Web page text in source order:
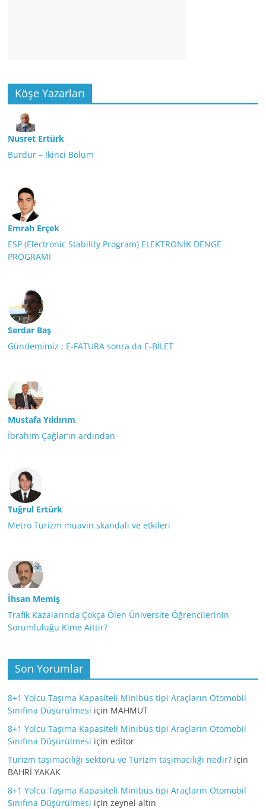
Köşe Yazarları
Nusret Ertürk
Burdur – İkinci Bölüm
Emrah Erçek
ESP (Electronic Stability Program) ELEKTRONİK DENGE
PROGRAMI
Serdar Baş
Gündemimiz ; E-FATURA sonra da E-BİLET
Mustafa Yıldırım
İbrahim Çağlar’ın ardından
Tuğrul Ertürk
Metro Turizm muavin skandalı ve etkileri
İhsan Memiş
Trafik Kazalarında Çokça Ölen Üniversite Öğrencilerinin
Sorumluluğu Kime Aittir?
Son Yorumlar
8+1 Yolcu Taşıma Kapasiteli Minibüs tipi Araçların Otomobil
Sınıfına Düşürülmesi için MAHMUT
8+1 Yolcu Taşıma Kapasiteli Minibüs tipi Araçların Otomobil
Sınıfına Düşürülmesi içineditor
Turizm taşımacılığı sektörü ve Turizm taşımacılığı nedir? için
BAHRİ YAKAK
8+1 Yolcu Taşıma Kapasiteli Minibüs tipi Araçların Otomobil
Sınıfına Düşürülmesi içinzeynel altın